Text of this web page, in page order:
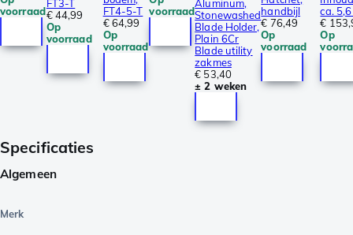
voorraad
FT3-T
€ 44,99
Op
voorraad
FT4-5-T
€ 64,99
Op
voorraad
voorraad
Aluminum,
Stonewashed
Blade Holder,
Plain 6Cr
Blade utility
zakmes
€ 53,40
± 2 weken
handbijl
€ 76,49
Op
voorraad
ca. 5,6
€
Op
Specificaties
Algemeen
Merk